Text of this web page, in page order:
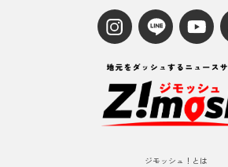
ジモッシュ！とは